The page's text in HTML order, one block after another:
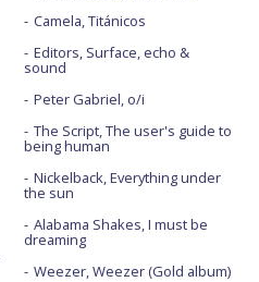
Camela, Titánicos
Editors, Surface, echo &
sound
Peter Gabriel, o/i
The Script, The user's guide to
being human
Nickelback, Everything under
the sun
Alabama Shakes, I must be
dreaming
Weezer, Weezer (Gold album)